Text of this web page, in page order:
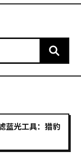
蓝光工具：猎豹